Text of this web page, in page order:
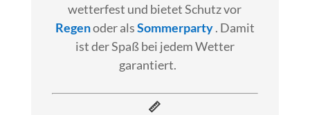
wetterfest und bietet Schutz vor
Regenoder alsSommerparty. Damit
ist der Spaß bei jedem Wetter
garantiert.
📏